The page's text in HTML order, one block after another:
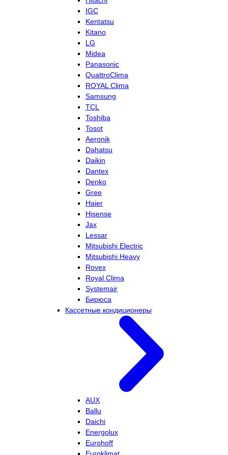
IGC
Kentatsu
Kitano
LG
Midea
Panasonic
QuattroClima
ROYAL Clima
Samsung
TCL
Toshiba
Tosot
Aeronik
Dahatsu
Daikin
Dantex
Denko
Gree
Haier
Hisense
Jax
Lessar
Mitsubishi Electric
Mitsubishi Heavy
Rovex
Royal Clima
Systemair
Бирюса
Кассетные кондиционеры
AUX
Ballu
Daichi
Energolux
Eurohoff